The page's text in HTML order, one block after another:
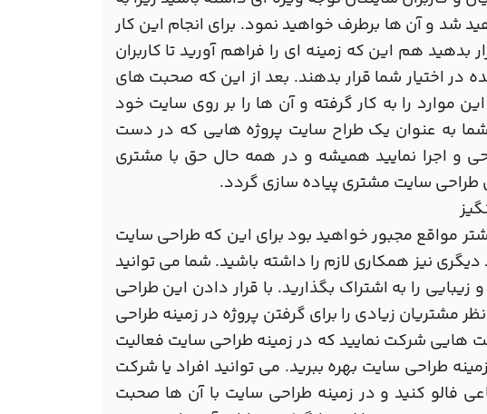
شد و آن ها برطرف خواهید نمود. برای انجام این کار
بدهید هم این که زمینه ای را فراهم آورید تا کاربران
در اختیار شما قرار بدهند. بعد از این که صحبت های
موارد را به کار گرفته و آن ها را بر روی سایت خود
شما به عنوان یک طراح سایت پروژه هایی که در دست
و اجرا نمایید همیشه و در همه حال حق با مشتری
طراحی سایت مشتری پیاده سازی گردد.
مواقع مجبور خواهید بود برای این که طراحی سایت
نیز همکاری لازم را داشته باشید. شما می توانید
را به اشتراک بگذارید. با قرار دادن این طراحی
مشتریان زیادی را برای گرفتن پروژه در زمینه طراحی
شرکت نمایید که در زمینه طراحی سایت فعالیت
طراحی سایت بهره ببرید. می توانید افراد یا شرکت
فالو کنید و در زمینه طراحی سایت با آن ها صحبت